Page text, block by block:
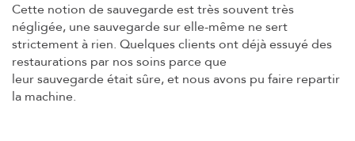
Cette notion de sauvegarde est très souvent très
négligée, une sauvegarde sur elle-même ne sert
strictement à rien. Quelques clients ont déjà essuyé des
restaurations par nos soins parce que
leur sauvegarde était sûre, et nous avons pu faire repartir
la machine.